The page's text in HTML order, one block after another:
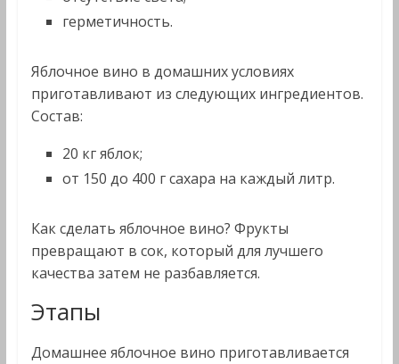
герметичность.
Яблочное вино в домашних условиях
приготавливают из следующих ингредиентов.
Состав:
20 кг яблок;
от 150 до 400 г сахара на каждый литр.
Как сделать яблочное вино? Фрукты
превращают в сок, который для лучшего
качества затем не разбавляется.
Этапы
Домашнее яблочное вино приготавливается